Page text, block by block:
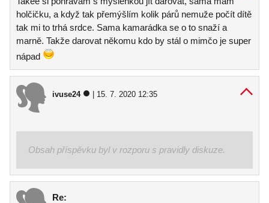
holčičku, a když tak přemýšlím kolik párů nemuže počít dítě
tak mi to trhá srdce. Sama kamarádka se o to snaží a
marně. Takže darovat někomu kdo by stál o mimčo je super
nápad
ivuse24 | 15. 7. 2020 12:35
Obsah příspěvku byl v rozporu s pravidly diskuze.
Re: